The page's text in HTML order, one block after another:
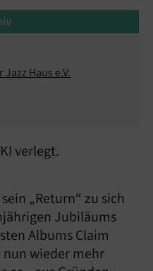
Haus e.V.
verlegt.
„Return“ zu sich
Jubiläums
Albums Claim
wieder mehr